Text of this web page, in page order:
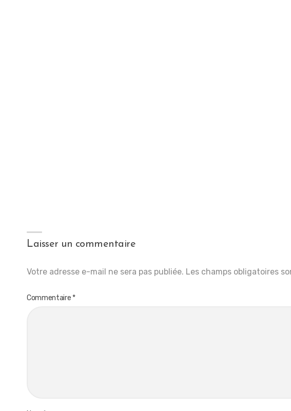
Laisser un commentaire
Votre adresse e-mail ne sera pas publiée. Les champs obligatoires
Commentaire *